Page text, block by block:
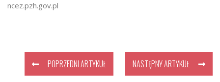
ncez.pzh.gov.pl
POPRZEDNI ARTYKUŁ NASTĘPNY ARTYKUŁ